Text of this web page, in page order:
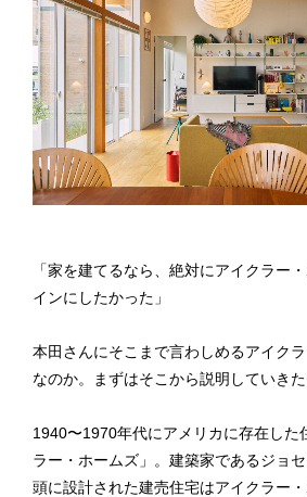
「家を建てるなら、絶対にアイクラー
インにしたかった」
本田さんにそこまで言わしめるアイク
なのか。まずはそこから説明していきた
1940〜1970年代にアメリカに存在した
ラー・ホームズ」。建築家であるジョ
頭に設計された建売住宅はアイクラー